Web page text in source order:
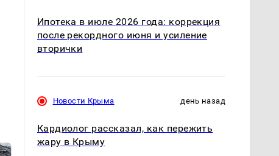
Ипотека в июле 2026 года: коррекция
после рекордного июня и усиление
вторички
Новости Крыма день назад
Кардиолог рассказал, как пережить
жару в Крыму